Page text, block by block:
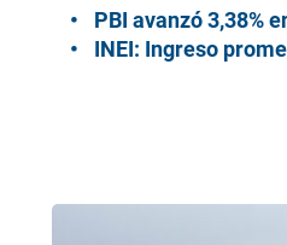
PBI avanzó 3,38%
INEI: Ingreso